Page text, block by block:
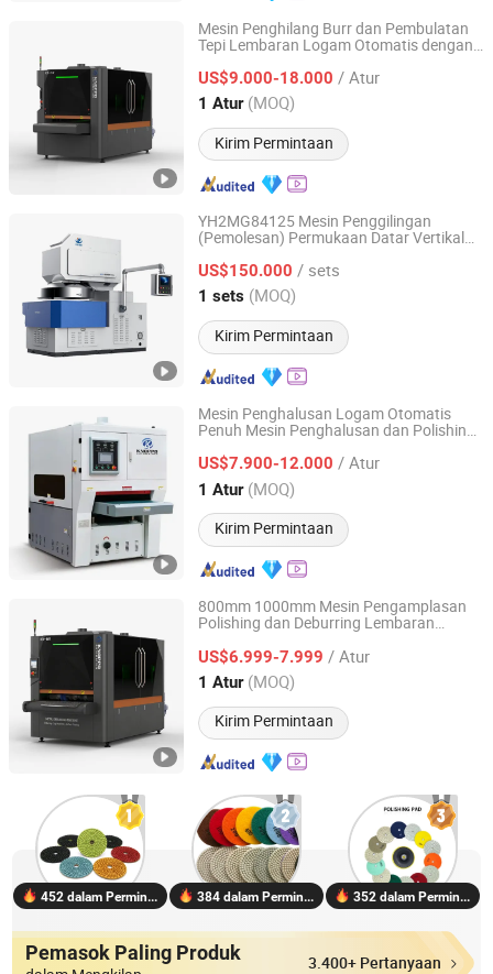
Mesin Penghilang Burr dan Pembulatan
Tepi Lembaran Logam Otomatis dengan
Penghilangan Burr, Penyelesaian
Permukaan, dan Polishing Baja Karbon
US$9.000-18.000 / Atur
1 Atur (MOQ)
Kirim Permintaan
Jinan Knoppo Automation Equipment Co., Ltd.
Shandong, China Harga mulai 2022
YH2MG84125 Mesin Penggilingan
(Pemolesan) Permukaan Datar Vertikal
paduan keras, kaca, keramik, bahan keras
dan rapuh
US$150.000 / sets
1 sets (MOQ)
Kirim Permintaan
Yuhuan Cnc Machine Tool Co., Ltd.
Hunan, China Harga mulai 2025
Mesin Penghalusan Logam Otomatis
Penuh Mesin Penghalusan dan Polishing
US$7.900-12.000 / Atur
1 Atur (MOQ)
Kirim Permintaan
Jinan Knoppo Automation Equipment Co., Ltd.
Shandong, China Harga mulai 2022
800mm 1000mm Mesin Pengamplasan
Polishing dan Deburring Lembaran
US$6.999-7.999 / Atur
1 Atur (MOQ)
Kirim Permintaan
Jinan Knoppo Automation Equipment Co., Ltd.
Shandong, China Harga mulai 2022
452 dalam Permintaan 384 dalam Permintaan 352 dalam Permintaan
Pemasok Paling Produk 3.400+ Pertanyaan